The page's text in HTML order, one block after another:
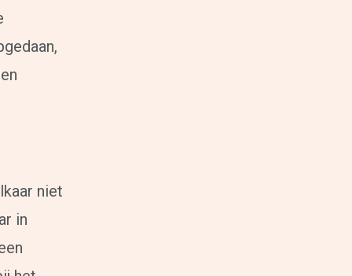
Intuïtief leiderschap
Interne communicatie verbeteren
Communicatieadvies
Communicatieadvies op maat
Onze mensbenadering
niet
in